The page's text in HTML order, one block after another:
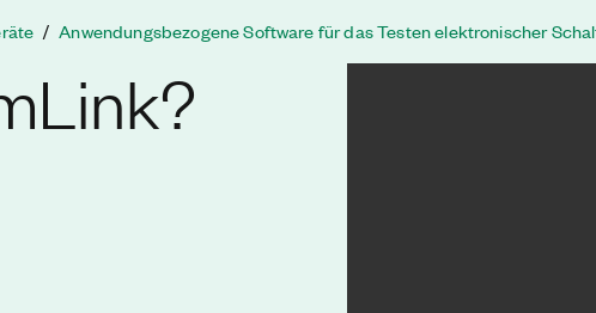
Anwendungsbezogene Software für das Testen elektronischer